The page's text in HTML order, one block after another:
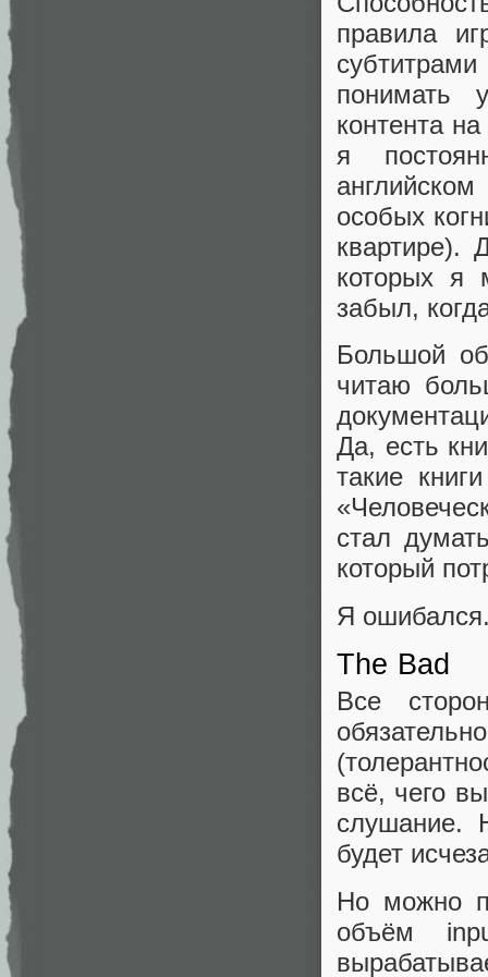
правила
понимать
контента
я
особых
квартире).
которых я
забыл,
Большой
читаю
Да, есть
такие
стал
который
Я
The Bad
Все
всё, чего
слушание.
будет
Но можно
объём